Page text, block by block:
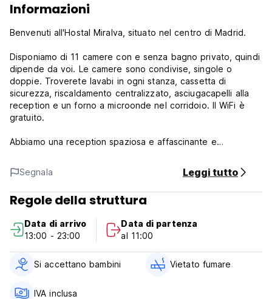
Informazioni
Benvenuti all'Hostal Miralva, situato nel centro di Madrid.
Disponiamo di 11 camere con e senza bagno privato, quindi
dipende da voi. Le camere sono condivise, singole o
doppie. Troverete lavabi in ogni stanza, cassetta di
sicurezza, riscaldamento centralizzato, asciugacapelli alla
reception e un forno a microonde nel corridoio. Il WiFi è
gratuito.
Abbiamo una reception spaziosa e affascinante e
L'Hostal Miralva si trova a pochi passi dai luoghi più
importanti del cuore di Madrid, come Puerta del Sol, Museo
del Prado e Chueca.
Nella nostra strada si trovano due supermercati.
Si accettano tutte le principali carte di credito. (Auto-
translated from original language)
Segnala Leggi tutto
Regole della struttura
Data di arrivo
13:00 - 23:00
Data di partenza
al 11:00
Si accettano bambini Vietato fumare
IVA inclusa